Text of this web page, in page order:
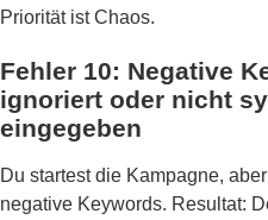
Priorität ist Chaos.
Fehler 10: Negative
ignoriert oder nicht
eingegeben
Du startest die Kampagne,
negative Keywords. Resultat: